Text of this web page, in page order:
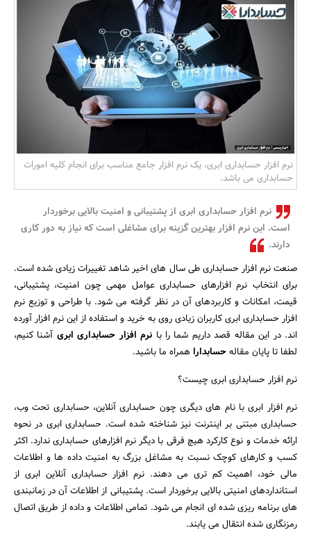
بانک، بیمه و سرمایه
مسکن و ساختمان
نرم افزار حسابداری ابری، یک نرم افزار جامع مناسب برای انجام کلیه امورات
حسابداری می باشد.
نرم افزار حسابداری ابری از پشتیبانی و امنیت بالایی برخوردار
است. این نرم افزار بهترین گزینه برای مشاغلی است که نیاز به دور کاری
دارند.
صنعت نرم افزار حسابداری طی سال های اخیر شاهد تغییرات زیادی شده است.
برای انتخاب نرم افزارهای حسابداری عوامل مهمی چون امنیت، پشتیبانی،
قیمت، امکانات و کاربردهای آن در نظر گرفته می شود. با طراحی و توزیع نرم
افزار حسابداری ابری کاربران زیادی روی به خرید و استفاده از این نرم افزار آورده
اند. در این مقاله قصد داریم شما را با نرم افزار حسابداری ابری آشنا کنیم،
لطفا تا پایان مقالهحسابدارا همراه ما باشید.
نرم افزار حسابداری ابری چیست؟
نرم افزار ابری با نام های دیگری چون حسابداری آنلاین، حسابداری تحت وب،
حسابداری مبتنی بر اینترنت نیز شناخته شده است. حسابداری ابری در نحوه
ارائه خدمات و نوع کارکرد هیچ فرقی با دیگر نرم افزارهای حسابداری ندارد. اکثر
کسب و کارهای کوچک نسبت به مشاغل بزرگ به امنیت داده ها و اطلاعات
مالی خود، اهمیت کم تری می دهند. نرم افزار حسابداری آنلاین ابری از
استانداردهای امنیتی بالایی برخوردار است. پشتیبانی از اطلاعات آن در زمانبندی
های برنامه ریزی شده ای انجام می شود. تمامی اطلاعات و داده از طریق اتصال
رمزنگاری شده انتقال می یابند.